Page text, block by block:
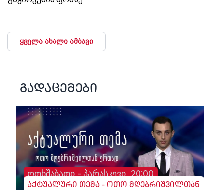
ყველა ახალი ამბავი
გადაცემები
ოთხშაბათი - პარასკევი, 20:00
აქტუალური თემა - ოთო მღებრიშვილთან